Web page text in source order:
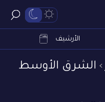
الأرشيف
الشرق الأوسط